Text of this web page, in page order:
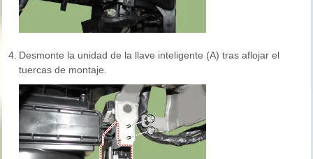
4. Desmonte la unidad de la llave inteligente (A) tras aflojar el
tuercas de montaje.